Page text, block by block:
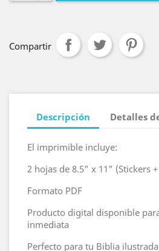
Compartir
Descripción Detalles
El imprimible incluye:
2 hojas de 8.5" x 11" (Stickers
Formato PDF
Producto digital disponible
inmediata
Perfecto para tu Biblia